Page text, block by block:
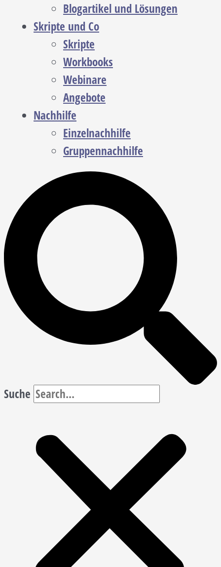
Blogartikel und Lösungen
Skripte und Co
Skripte
Workbooks
Webinare
Angebote
Nachhilfe
Einzelnachhilfe
Gruppennachhilfe
Suche